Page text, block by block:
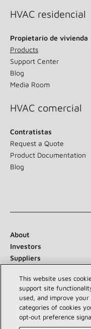
HVAC residencial
Propietario de vivienda
Products
Support Center
Blog
Media Room
HVAC comercial
Contratistas
Request a Quote
Product Documentation
Blog
About
Investors
Suppliers
Conéctese con
This website uses
support site
used, and improve your
categories of cookies
opt‑out preference